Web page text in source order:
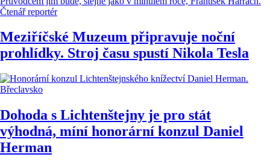
Čtenář reportér
Meziříčské Muzeum připravuje noční
prohlídky. Stroj času spustí Nikola Tesla
Břeclavsko
Dohoda s Lichtenštejny je pro stát
výhodná, míní honorární konzul Daniel
Herman